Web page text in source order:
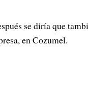
se diría que
en Cozumel.